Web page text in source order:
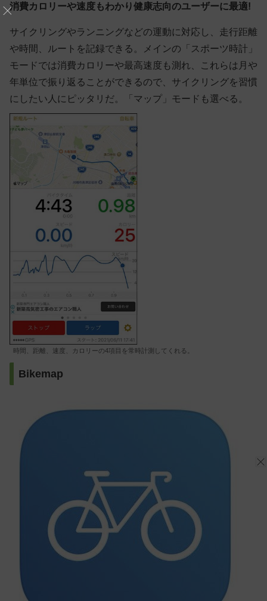
消費カロリーや速度もわかり健康志向のユーザーに最適!
サイクリングやランニングなどの運動に対応し、走行距離
や時間、ルートを記録できる。メインの「スポーツ時計」
モードでは消費カロリーや最高速度も測れ、これらは月や
年単位で振り返ることができるので、サイクリングを習慣
にしたい人にピッタリだ。「マップ」モードも選べる。
時間、距離、速度、カロリーの4項目を常時計測してくれる。
Bikemap